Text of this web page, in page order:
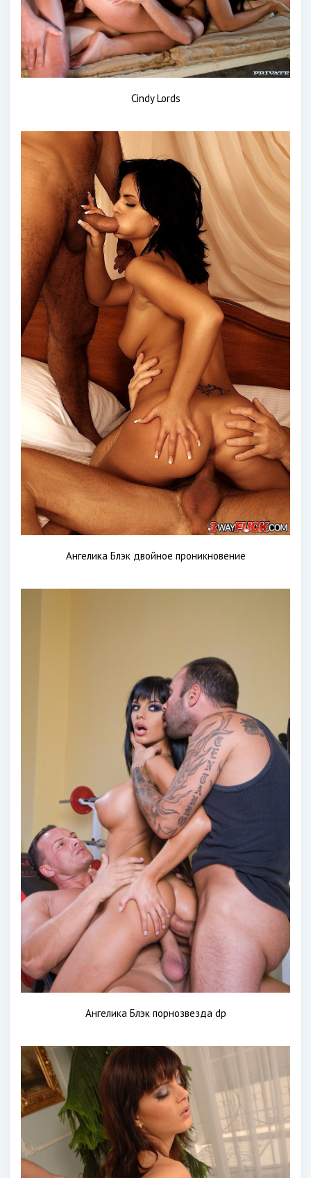
Cindy Lords
Ангелика Блэк двойное проникновение
Ангелика Блэк порнозвезда dp